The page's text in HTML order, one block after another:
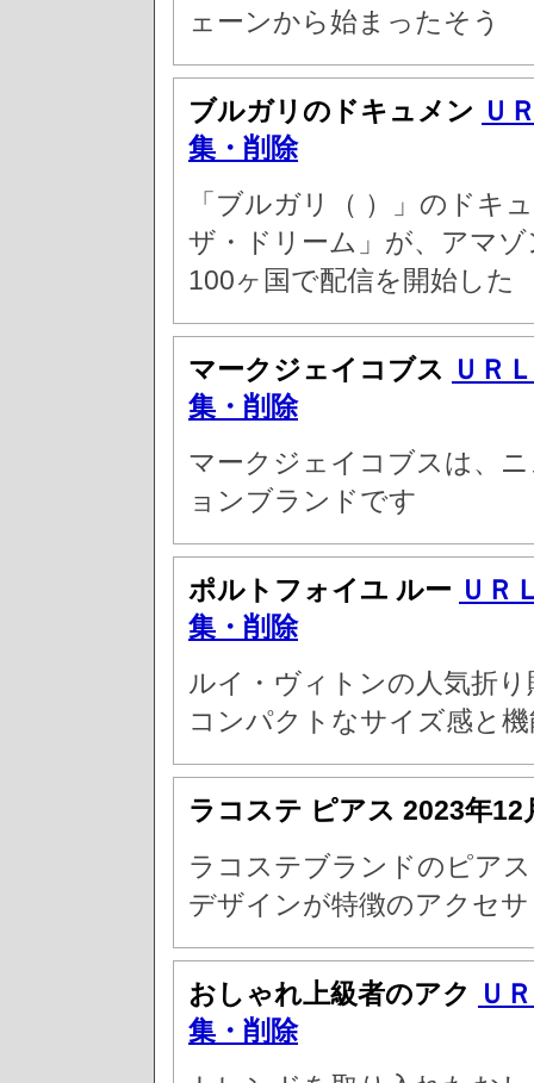
ェーンから始まったそう
ブルガリのドキュメン Ｕ
集・削除
「ブルガリ（ ）」のドキ
ザ・ドリーム」が、アマ
100ヶ国で配信を開始した
マークジェイコブス ＵＲＬ
集・削除
マークジェイコブスは、
ョンブランドです
ポルトフォイユ ルー ＵＲ
集・削除
ルイ・ヴィトンの人気折
コンパクトなサイズ感と
ラコステ ピアス 2023年12
ラコステブランドのピア
デザインが特徴のアクセ
おしゃれ上級者のアク
Ｕ
集・削除